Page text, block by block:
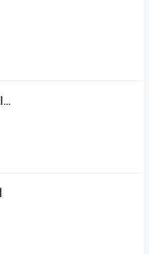
CUICUI13013 JARDIN OUVRIER DU CASTELLAS MARSEILLE